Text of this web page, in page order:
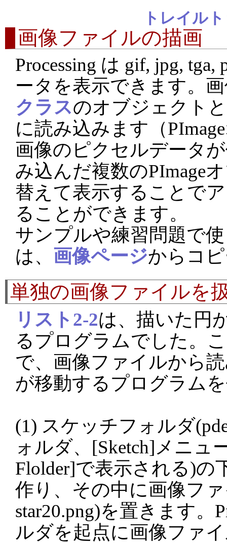
トレイル
画像ファイルの描画
Processing は gif, jpg,
ータを表示できます。
クラスのオブジェクト
に読み込みます（
画像のピクセルデータ
み込んだ複数のPImage
替えて表示することで
ることができます。
サンプルや練習問題で
は、 画像ページからコ
単独の画像ファイルを
リスト2-2は、描いた円
るプログラムでした。
で、画像ファイルから
が移動するプログラム
(1) スケッチフォルダ
ォルダ、[Sketch]メニュ
Flolder]で表示される)の
作り、その中に画像フ
star20.png)を置きます。
ルダを起点に画像ファ